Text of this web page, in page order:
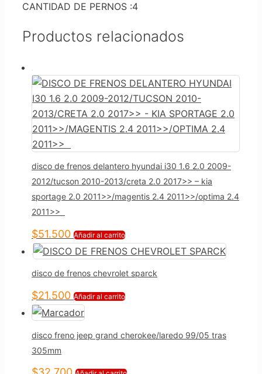
CANTIDAD DE PERNOS :4
Productos relacionados
disco de frenos delantero hyundai i30 1.6 2.0 2009-
2012/tucson 2010-2013/creta 2.0 2017>> – kia
sportage 2.0 2011>>/magentis 2.4 2011>>/optima 2.4
2011>>
$51.500 Añadir al carrito
disco de frenos chevrolet sparck
$21.500 Añadir al carrito
disco freno jeep grand cherokee/laredo 99/05 tras
305mm